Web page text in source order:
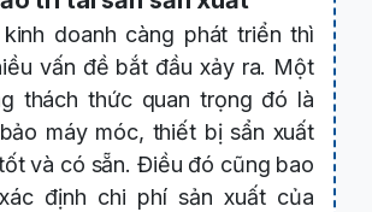
doanh càng phát triển thì
vấn đề bắt đầu xảy ra. Một
thách thức quan trọng đó là
máy móc, thiết bị sẩn xuất
và có sẵn. Điều đó cũng bao
định chi phí sản xuất của